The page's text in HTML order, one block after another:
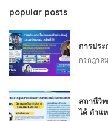
popular posts
การประ
กรกฎาค
สถานีวิ
ได้ ตำแ